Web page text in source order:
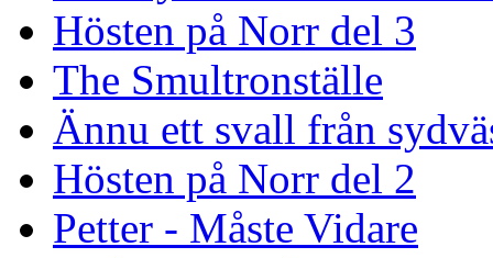
Hösten på Norr del 3
The Smultronställe
Ännu ett svall från
Hösten på Norr del 2
Petter - Måste Vidare